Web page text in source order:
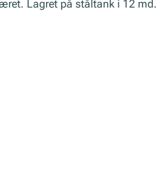
Lagret på ståltank i 12 md.